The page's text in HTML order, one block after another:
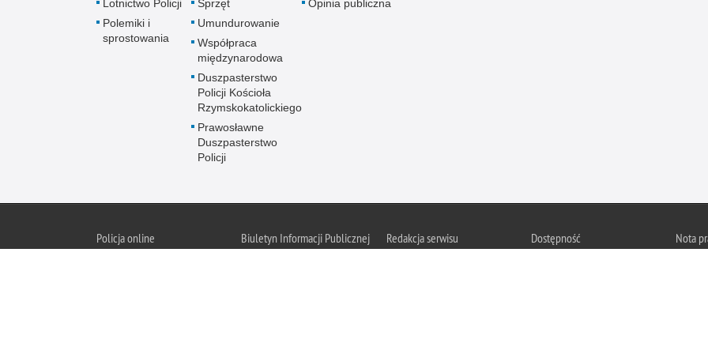
Lotnictwo Policji
Polemiki i
sprostowania
Sprzęt
Umundurowanie
Współpraca
międzynarodowa
Duszpasterstwo
Policji Kościoła
Rzymskokatolickiego
Prawosławne
Duszpasterstwo
Policji
Opinia publiczna
Policjaonline
Biuletyn Informacji Publicznej
Redakcja serwisu
Dostępność
Nota